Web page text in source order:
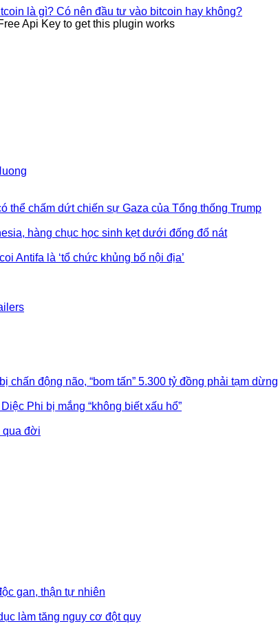
là gì? Có nên đầu tư vào bitcoin hay không?
Api Key to get this plugin works
thể chấm dứt chiến sự Gaza của Tổng thống Trump
hàng chục học sinh kẹt dưới đống đổ nát
Antifa là ‘tổ chức khủng bố nội địa’
chấn động não, “bom tấn” 5.300 tỷ đồng phải tạm dừng
Phi bị mắng “không biết xấu hổ”
qua đời
gan, thận tự nhiên
làm tăng nguy cơ đột quỵ